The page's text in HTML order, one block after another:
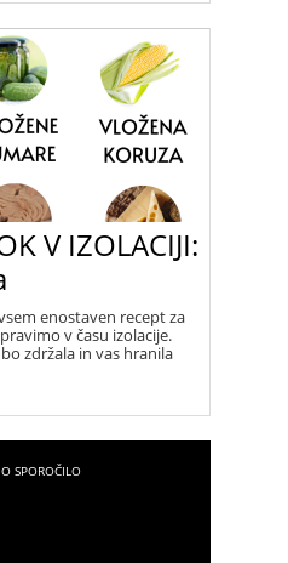
V IZOLACIJI:
enostaven recept za
v času izolacije.
zdržala in vas hranila